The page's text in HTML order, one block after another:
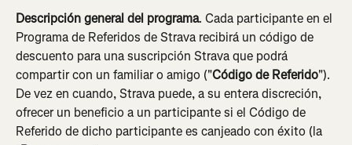
Descripción general del programa. Cada participante en el
Programa de Referidos de Strava recibirá un código de
descuento para una suscripción Strava que podrá
compartir con un familiar o amigo ("Código de Referido").
De vez en cuando, Strava puede, a su entera discreción,
ofrecer un beneficio a un participante si el Código de
Referido de dicho participante es canjeado con éxito (la